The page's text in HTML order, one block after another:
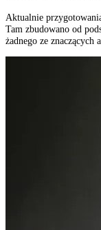
Aktualnie
Tam zbudowano od
żadnego ze znaczących